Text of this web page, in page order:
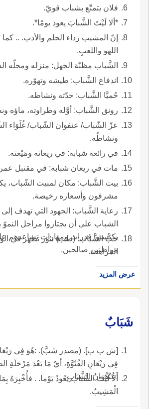
فلان يتمتّع بشباب قويّ.
*ألا لَيْتَ الشَّبابَ يعود يومًا*.
اللهو واللعبِ.
الشَّباب مظنّة الجهل: منزله ومحلّه الذي يظنّ به.
اندفاع الشَّباب: طيشه وتهوّره.
حُميَّا الشَّباب: حدّته ونشاطه.
رونق الشَّباب: أوَّله وطراوته، ماؤه
عزّ الشّباب/ عنفوان الشّباب/ غُلَوَاء
ونشاطُه.
في رائعة شبابه: في ريعانه ومَيْعته.
مات في ريعان شبابه: في مقتبل
بيت الشَّباب: مكان لمبيت الشّباب،
مشرفون وأسعاره رخيصة.
رعاية الشَّباب: الجهود التي تهدف
الشباب على أن يجتازوا مراحل
يكتسبوا قدرات ومهارات تساعدهم
مواطنين صالحين.
حَبُّ الشَّباب: (طب) بثور تظهر في
المراهقة.
عرض المزيد
شَبَابٌ
فِي رَيْعَانِ الفُتُوَّةِ، أيْ مَا بَعْدَ مَرْحَلَةِ
:عُنْفُوَانُ الشَّبَابِ .
أَلاَ لَيْتَ الشَّبَابَ يَعُودُ يَوْما.
الْمَشِيبُ.